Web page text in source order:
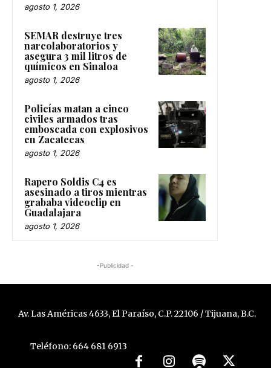
agosto 1, 2026
SEMAR destruye tres
narcolaboratorios y
asegura 3 mil litros de
químicos en Sinaloa
agosto 1, 2026
Policías matan a cinco
civiles armados tras
emboscada con explosivos
en Zacatecas
agosto 1, 2026
Rapero Soldis C4 es
asesinado a tiros mientras
grababa videoclip en
Guadalajara
agosto 1, 2026
-Publicidad -
Av. Las Américas 4633, El Paraíso, C.P. 22106 / Tijuana, B.C.
Teléfono: 664 681 6913